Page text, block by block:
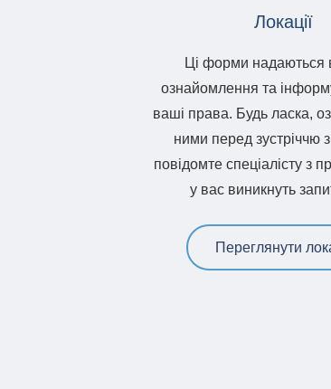
Локації
Ці форми надаються
ознайомлення та
ваші права. Будь ласка,
ними перед зустріччю з
повідомте спеціалісту з
у вас виникнуть
Переглянути